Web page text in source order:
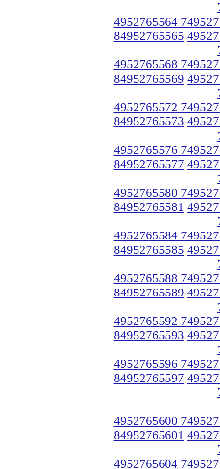
4952765564
84952765565
4952765568
84952765569
4952765572
84952765573
4952765576
84952765577
4952765580
84952765581
4952765584
84952765585
4952765588
84952765589
4952765592
84952765593
4952765596
84952765597
4952765600
84952765601
4952765604